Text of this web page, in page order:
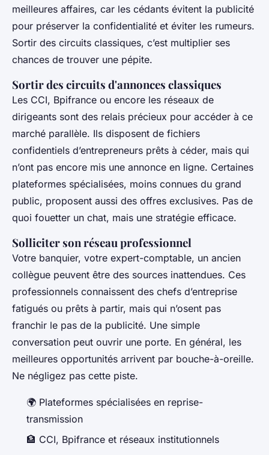
meilleures affaires, car les cédants évitent la publicité
pour préserver la confidentialité et éviter les rumeurs.
Sortir des circuits classiques, c’est multiplier ses
chances de trouver une pépite.
Sortir des circuits d'annonces classiques
Les CCI, Bpifrance ou encore les réseaux de
dirigeants sont des relais précieux pour accéder à ce
marché parallèle. Ils disposent de fichiers
confidentiels d’entrepreneurs prêts à céder, mais qui
n’ont pas encore mis une annonce en ligne. Certaines
plateformes spécialisées, moins connues du grand
public, proposent aussi des offres exclusives. Pas de
quoi fouetter un chat, mais une stratégie efficace.
Solliciter son réseau professionnel
Votre banquier, votre expert-comptable, un ancien
collègue peuvent être des sources inattendues. Ces
professionnels connaissent des chefs d’entreprise
fatigués ou prêts à partir, mais qui n’osent pas
franchir le pas de la publicité. Une simple
conversation peut ouvrir une porte. En général, les
meilleures opportunités arrivent par bouche-à-oreille.
Ne négligez pas cette piste.
🌍 Plateformes spécialisées en reprise-
transmission
🏦 CCI, Bpifrance et réseaux institutionnels